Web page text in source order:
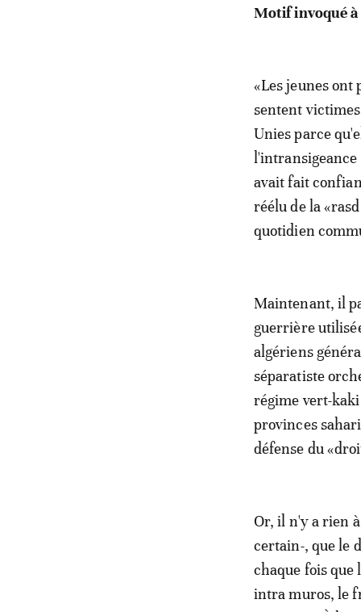
Motif invoqué à
«Les jeunes ont
sentent
Unies parce
avait fait
réélu de la
quotidien
Maintenant, il
guerrière
algériens
séparatiste
régime vert-
provinces
défense du
Or, il n'y a rien
certain-, que le
chaque fois
intra muros, le